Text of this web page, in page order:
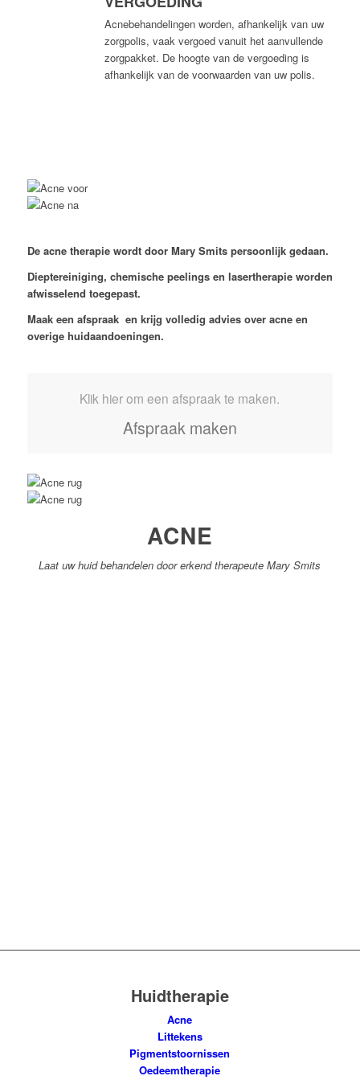
Acnebehandelingen worden, afhankelijk van uw
zorgpolis, vaak vergoed vanuit het aanvullende
zorgpakket. De hoogte van de vergoeding is
afhankelijk van de voorwaarden van uw polis.
De acne therapie wordt door Mary Smits persoonlijk gedaan.
Dieptereiniging, chemische peelings en lasertherapie worden
afwisselend toegepast.
Maak een afspraak en krijg volledig advies over acne en
overige huidaandoeningen.
Klik hier om een afspraak te maken.
Afspraak maken
ACNE
Laat uw huid behandelen door erkend therapeute Mary Smits
Huidtherapie
Acne
Littekens
Pigmentstoornissen
Oedeemtherapie